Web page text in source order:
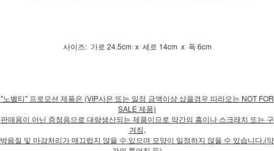
사이즈: 가로 24.5cm x 세로 14cm x 폭 6cm
"노벨티" 프로모션 제품은 (VIP사은 또는 일정 금액이상 샀을경우 따라오는 NOT FOR
SALE 제품)
판매용이 아닌 증정용으로 대량생산되는 제품이므로 약간의 흠이나 스크래치 또는 구
겨짐,
박음질 및 마감처리가 매끄럽지 않을 수 있으며 모양이 일정하지 않을 수 있습니다.(약